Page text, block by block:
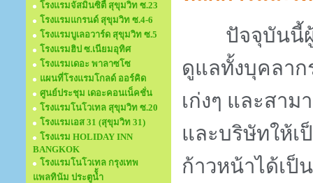
โรงแรมจัสมินซิตี้ สุขุมวิท ซ.23
โรงแรมแกรนด์ สุขุมวิท ซ.4-6
โรงแรมบูเลอวาร์ด สุขุมวิท ซ.5
โรงแรมฮิป ซ.เนียมอุทิศ
โรงแรมเดอะ พาลาซโซ
แผนที่โรงแรมโกลด์ ออร์คิด
ศูนย์ประชุม เดอะคอนเน็คชั่น
โรงแรมโนโวเทล สุขุมวิท ซ.20
โรงแรมเอส 31 (สุขุมวิท 31)
โรงแรม HOLIDAY INN
BANGKOK
โรงแรมโนโวเทล กรุงเทพ
แพลทินัม ประตูนั้ำ
ปัจจุบันนี้ผู้บ
ดูแลทั้งบุคลาก
เก่งๆ และสา
และบริษัทให้เ
ก้าวหน้าได้เป็